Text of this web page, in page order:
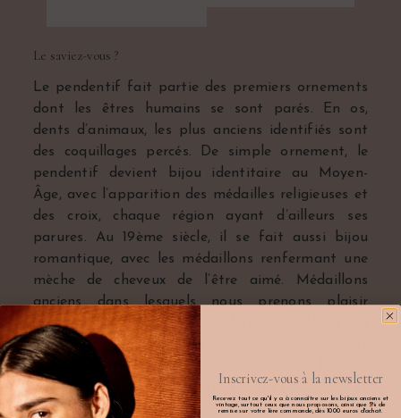
Le saviez-vous ?
Le pendentif fait partie des premiers ornements
dont les êtres humains se sont parés. En os,
dents d’animaux, les plus anciens identifiés sont
des coquillages percés. De simple ornement, le
pendentif devient bijou identitaire au Moyen-
Âge, avec l’apparition des médailles religieuses et
des croix, chaque région ayant d’ailleurs ses
parures. Au 19ème siècle, il se fait aussi bijou
romantique, avec les médaillons renfermant une
mèche de cheveux de l’être aimé. Médaillons
anciens dans lesquels nous prenons plaisir
aujourd’hui à glisser une photo. Au début du
20ème siècle, avec l’Art nouveau, les joailliers
redoublent d’imagination pour faire de ce bijou le
plus original qui soit, mêlant pierres précieuses et
pierres fines ou dures.
Inscrivez-vous à la newsletter
Recevez tout ce qu'il y a à connaître sur les bijoux anciens et
vintage, surtout ceux que nous proposons, ainsi que 5% de
remise sur votre 1ère commande, dès 1000 euros d'achat.